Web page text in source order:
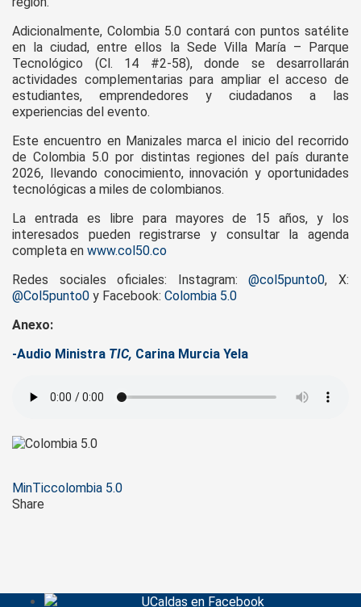
Adicionalmente, Colombia 5.0 contará con puntos satélite
en la ciudad, entre ellos la Sede Villa María – Parque
Tecnológico (Cl. 14 #2-58), donde se desarrollarán
actividades complementarias para ampliar el acceso de
estudiantes, emprendedores y ciudadanos a las
experiencias del evento.
Este encuentro en Manizales marca el inicio del recorrido
de Colombia 5.0 por distintas regiones del país durante
2026, llevando conocimiento, innovación y oportunidades
tecnológicas a miles de colombianos.
La entrada es libre para mayores de 15 años, y los
interesados pueden registrarse y consultar la agenda
completa en www.col50.co
Redes sociales oficiales: Instagram:@col5punto0, X:
@Col5punto0 y Facebook: Colombia 5.0
Anexo:
-Audio Ministra TIC, Carina Murcia Yela
Tags
MinTiccolombia 5.0
Share